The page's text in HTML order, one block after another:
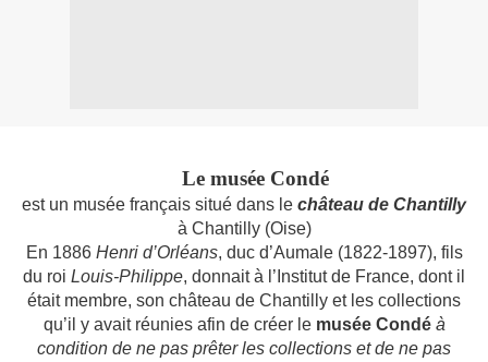
Le musée Condé
est un musée français situé dans le château de Chantilly
à Chantilly (Oise)
En 1886 Henri d’Orléans, duc d’Aumale (1822-1897), fils
du roi Louis-Philippe, donnait à l’Institut de France, dont il
était membre, son château de Chantilly et les collections
qu’il y avait réunies afin de créer le musée Condé à
condition de ne pas prêter les collections et de ne pas